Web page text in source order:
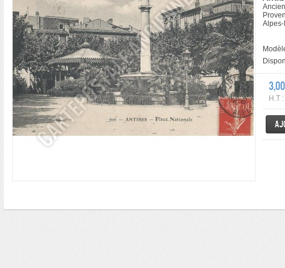
H.T